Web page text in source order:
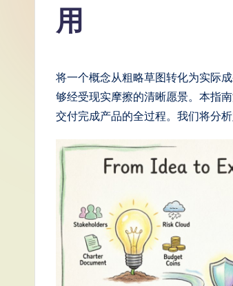
用
将一个概念从粗略草图转化为实际
够经受现实摩擦的清晰愿景。本指
交付完成产品的全过程。我们将分